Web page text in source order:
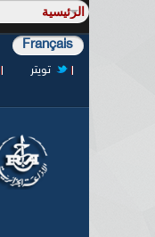
Français
تويتر